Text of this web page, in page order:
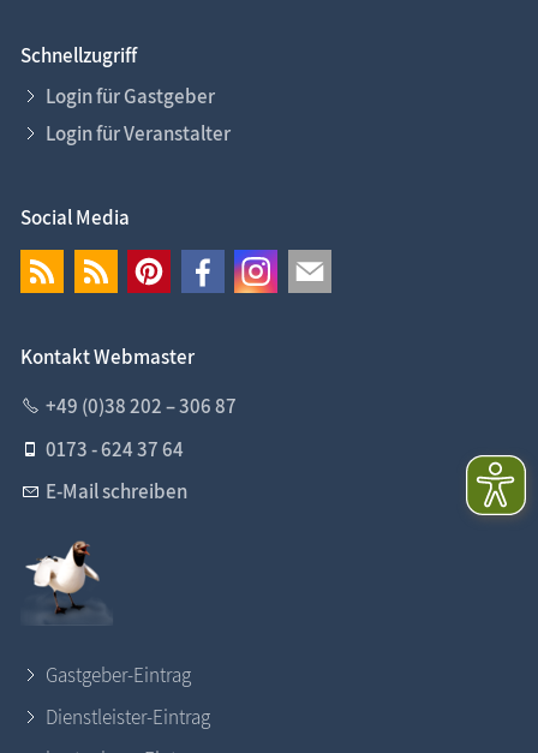
Schnellzugriff
Login für Gastgeber
Login für Veranstalter
Social Media
Kontakt Webmaster
+49 (0)38 202 – 306 87
0173 - 624 37 64
E-Mail schreiben
Gastgeber-Eintrag
Dienstleister-Eintrag